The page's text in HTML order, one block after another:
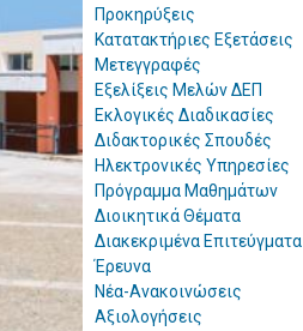
Προκηρύξεις
Κατατακτήριες Εξετάσεις
Μετεγγραφές
Εξελίξεις Μελών ΔΕΠ
Εκλογικές Διαδικασίες
Διδακτορικές Σπουδές
Ηλεκτρονικές Υπηρεσίες
Πρόγραμμα Μαθημάτων
Διοικητικά Θέματα
Διακεκριμένα Επιτεύγματα
Έρευνα
Νέα-Ανακοινώσεις
Αξιολογήσεις